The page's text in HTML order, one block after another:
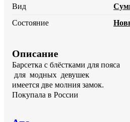
Вид
Состояние
Описание
Барсетка с блёстками для пояса
имеется две молния замок.
Покупала в России